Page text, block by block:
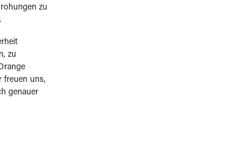
zu
zu
freuen uns,
genauer